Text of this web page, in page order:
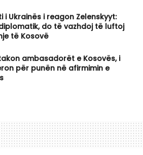
i Ukrainës i reagon Zelenskyyt:
do të vazhdoj të luftoj
të Kosovë
ambasadorët e Kosovës, i
për punën në afirmimin e